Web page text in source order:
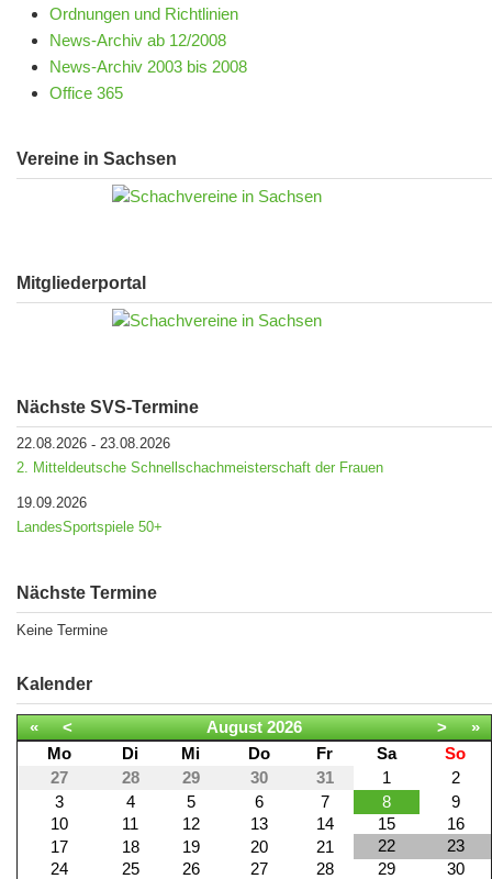
Ordnungen und Richtlinien
News-Archiv ab 12/2008
News-Archiv 2003 bis 2008
Office 365
Vereine in Sachsen
Mitgliederportal
Nächste SVS-Termine
22.08.2026 - 23.08.2026
2. Mitteldeutsche Schnellschachmeisterschaft der Frauen
19.09.2026
LandesSportspiele 50+
Nächste Termine
Keine Termine
Kalender
« < August 2026 >
»
Mo
Di Mi Do Fr Sa
So
27
28 29 30 31 1
2
3
4 5 6 7 8
9
10
11 12 13 14 15
16
17
18 19 20 21 22
23
24
25 26 27 28 29
30